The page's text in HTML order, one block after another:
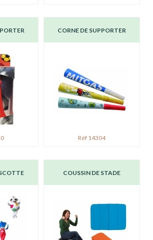
CORNE DE SUPPORTER
Réf 14304
COUSSIN DE STADE